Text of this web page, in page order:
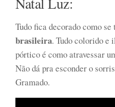
Tudo fica decorado como
brasileira. Tudo colorido e
pórtico é como atravessar
Não dá pra esconder o
Gramado.